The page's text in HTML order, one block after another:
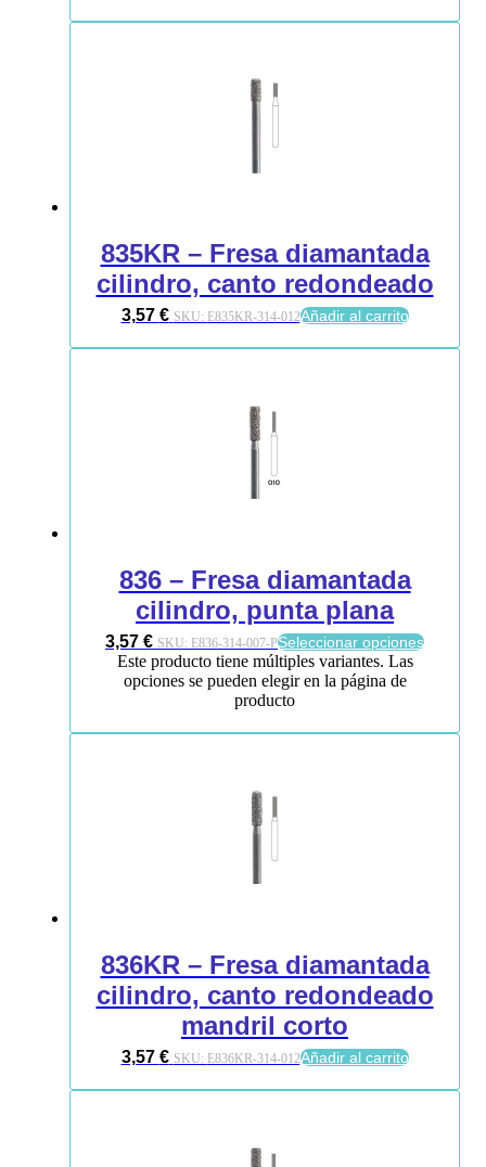
835KR – Fresa diamantada
cilindro, canto redondeado
3,57 € SKU: E835KR-314-012Añadir al carrito
836 – Fresa diamantada
cilindro, punta plana
3,57 € SKU: E836-314-007-PSeleccionar opciones
Este producto tiene múltiples variantes. Las
opciones se pueden elegir en la página de
producto
836KR – Fresa diamantada
cilindro, canto redondeado
mandril corto
3,57 € SKU: E836KR-314-012Añadir al carrito